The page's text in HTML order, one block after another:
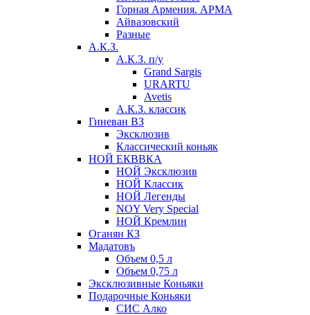
Горная Армения. АРМА
Айвазовский
Разные
А.К.З.
А.К.З. п/у
Grand Sargis
URARTU
Avetis
А.К.З. классик
Гиневан ВЗ
Эксклюзив
Классический коньяк
НОЙ ЕКВВКА
НОЙ Эксклюзив
НОЙ Классик
НОЙ Легенды
NOY Very Speсial
НОЙ Кремлин
Оганян КЗ
Мадатовъ
Объем 0,5 л
Объем 0,75 л
Эксклюзивные Коньяки
Подарочные Коньяки
СИС Алко